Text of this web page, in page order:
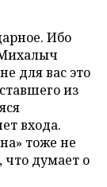
Ибо
для вас это
из
входа.
тоже не
что думает о